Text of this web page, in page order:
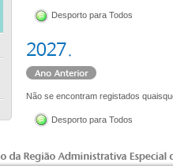
Desporto para Todos
Não se encontram registados
Desporto para Todos